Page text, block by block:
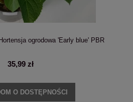
ogrodowa 'Early blue' PBR
35,99 zł
O DOSTĘPNOŚCI